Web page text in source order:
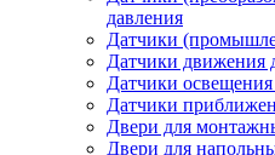
давления
Датчики
Датчики движения
Датчики
Датчики
Двери для
Двери для